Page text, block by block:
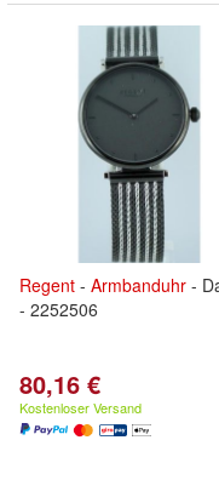
Regent - Armbanduhr -
- 2252506
80,16 €
Kostenloser Versand